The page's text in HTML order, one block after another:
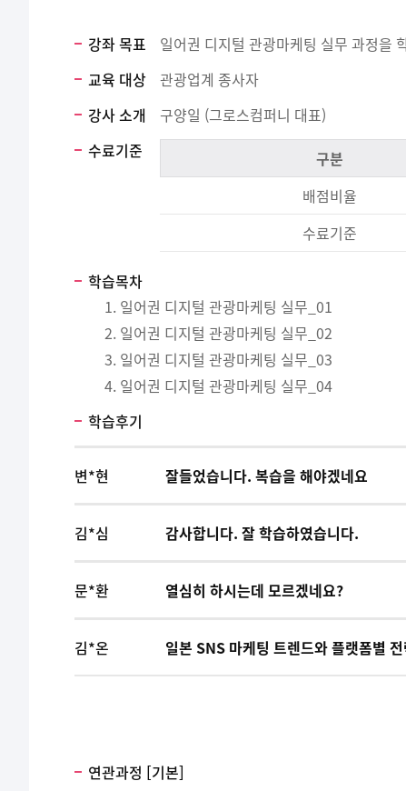
강좌 목표
일어권 디지털 관광마케팅 실무 과정을
교육 대상
관광업계 종사자
강사 소개
구양일 (그로스컴퍼니 대표)
수료기준
구분
배점비율
수료기준
학습목차
일어권 디지털 관광마케팅 실무_01
일어권 디지털 관광마케팅 실무_02
일어권 디지털 관광마케팅 실무_03
일어권 디지털 관광마케팅 실무_04
학습후기
변*현 잘들었습니다. 복습을 해야겠네요
김*심 감사합니다. 잘 학습하였습니다.
문*환 열심히 하시는데 모르겠네요?
김*온 일본 SNS 마케팅 트렌드와 플랫폼별
연관과정 [기본]